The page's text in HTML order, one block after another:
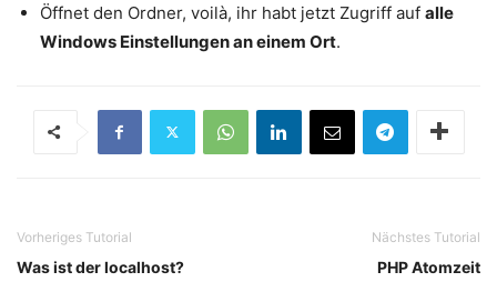
Öffnet den Ordner, voilà, ihr habt jetzt Zugriff auf alle
Windows Einstellungen an einem Ort.
Vorheriges Tutorial
Was ist der localhost?
Nächstes Tutorial
PHP Atomzeit